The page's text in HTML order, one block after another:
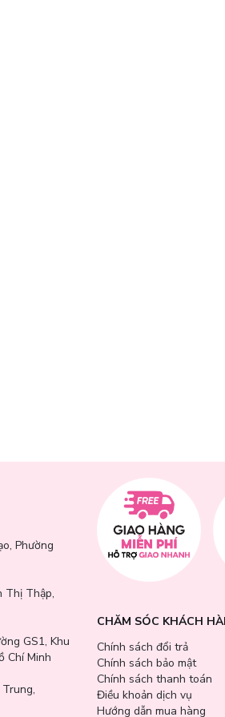
265ml chính là người bạn đồng
tóc khô xơ, cần nuôi dưỡng sâu.
Phường
Thị Thập,
GS1, Khu
Chí Minh
CHĂM SÓC KHÁCH
Chính sách đổi trả
Chính sách bảo mật
Chính sách thanh toán
Điều khoản dịch vụ
Hướng dẫn mua hàng